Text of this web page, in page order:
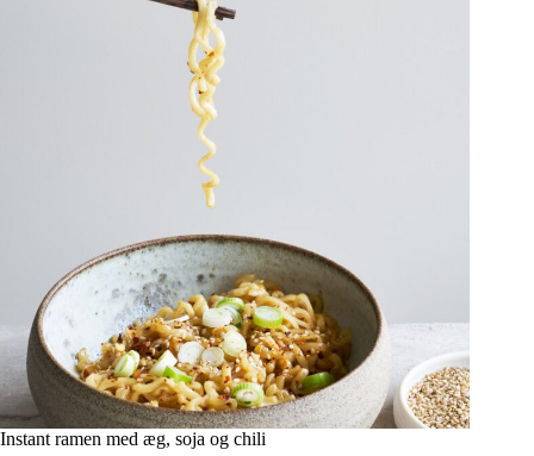
Instant ramen med æg, soja og chili